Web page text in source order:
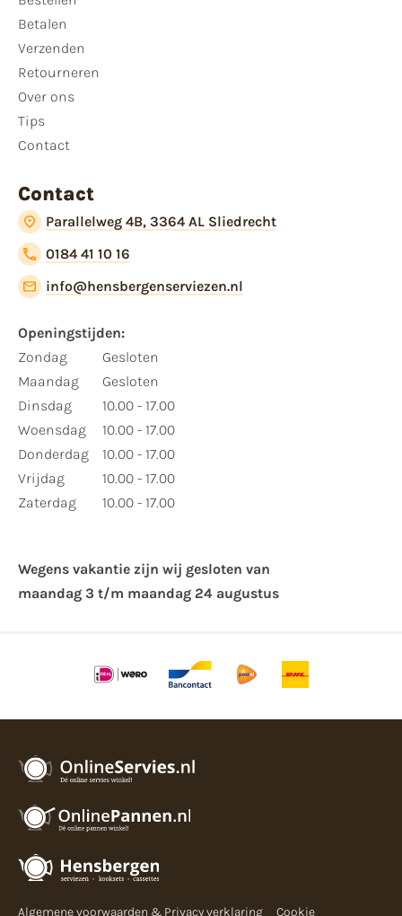
Betalen
Verzenden
Retourneren
Over ons
Tips
Contact
Contact
Parallelweg 4B, 3364 AL Sliedrecht
0184 41 10 16
info@hensbergenserviezen.nl
Openingstijden:
Zondag
Maandag
Dinsdag
Woensdag
Donderdag
Vrijdag
Zaterdag
Gesloten
Gesloten
10.00 - 17.00
10.00 - 17.00
10.00 - 17.00
10.00 - 17.00
10.00 - 17.00
Wegens vakantie zijn wij gesloten van ​
maandag 3 t/m maandag 24 augustus
Algemene voorwaarden & Privacy verklaring Cookie